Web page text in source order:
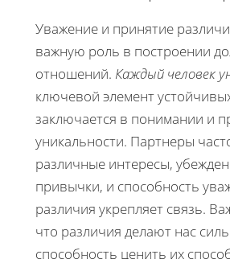
Уважение и принятие
важную роль в построении
отношений. Каждый человек
ключевой элемент
заключается в понимании и
уникальности. Партнеры
различные интересы,
привычки, и способность
различия укрепляет связь.
что различия делают нас
способность ценить их